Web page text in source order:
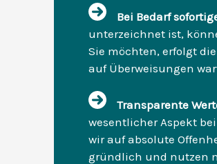
Bei Bedarf
unterzeichnet ist,
Sie möchten, erfolgt
auf Überweisungen
Transparente
wesentlicher Aspekt
wir auf absolute
gründlich und nutzen